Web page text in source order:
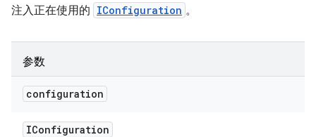
注入正在使用的 IConfiguration 。
参数
configuration
IConfiguration